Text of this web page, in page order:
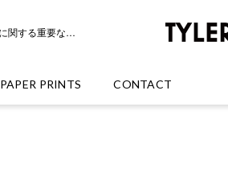
【INFORMATION】令和8年熊本地震に伴う配送に関する重要なお知らせ
PAPER PRINTS CONTACT